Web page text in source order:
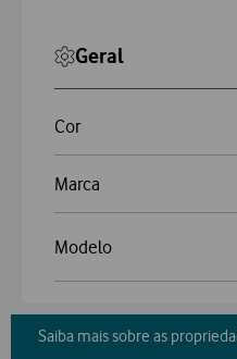
Geral
Cor
Marca
Modelo
Saiba mais sobre as